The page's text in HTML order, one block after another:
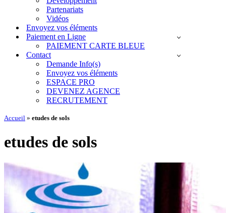
Partenariats
Vidéos
Envoyez vos éléments
Paiement en Ligne
PAIEMENT CARTE BLEUE
Contact
Demande Info(s)
Envoyez vos éléments
ESPACE PRO
DEVENEZ AGENCE
RECRUTEMENT
Accueil » etudes de sols
etudes de sols